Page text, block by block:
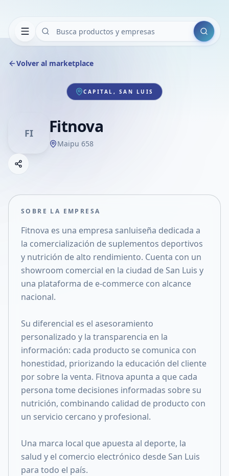
Buscar
Volver al marketplace
CAPITAL, SAN LUIS
FI Fitnova
Maipu 658
Compartir empresa
Compartir en X
SOBRE LA EMPRESA
Fitnova es una empresa sanluiseña dedicada a
la comercialización de suplementos deportivos
y nutrición de alto rendimiento. Cuenta con un
showroom comercial en la ciudad de San Luis y
una plataforma de e-commerce con alcance
nacional.
Su diferencial es el asesoramiento
personalizado y la transparencia en la
información: cada producto se comunica con
honestidad, priorizando la educación del cliente
por sobre la venta. Fitnova apunta a que cada
persona tome decisiones informadas sobre su
nutrición, combinando calidad de producto con
un servicio cercano y profesional.
Una marca local que apuesta al deporte, la
salud y el comercio electrónico desde San Luis
para todo el país.